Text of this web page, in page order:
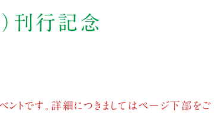
）刊行記念
ントです。詳細につきましてはページ下部をご